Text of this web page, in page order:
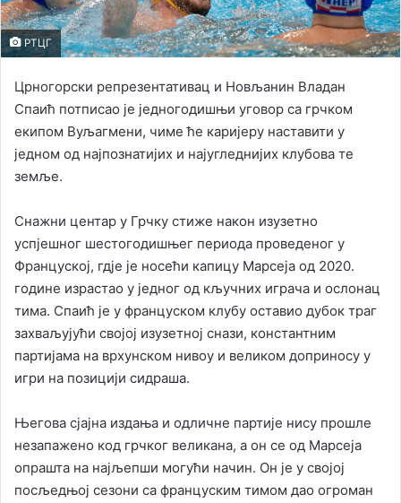
i
l
РТЦГ
Црногорски репрезентативац и Новљанин Владан
Спаић потписао је једногодишњи уговор са грчком
екипом Вуљагмени, чиме ће каријеру наставити у
једном од најпознатијих и најугледнијих клубова те
земље.
Снажни центар у Грчку стиже након изузетно
успјешног шестогодишњег периода проведеног у
Француској, гд‌је је носећи капицу Марсеја од 2020.
године израстао у једног од кључних играча и ослонац
тима. Спаић је у француском клубу оставио дубок траг
захваљујући својој изузетној снази, константним
партијама на врхунском нивоу и великом доприносу у
игри на позицији сидраша.
Његова сјајна издања и одличне партије нису прошле
незапажено код грчког великана, а он се од Марсеја
опрашта на најљепши могући начин. Он је у својој
посљедњој сезони са француским тимом дао огроман